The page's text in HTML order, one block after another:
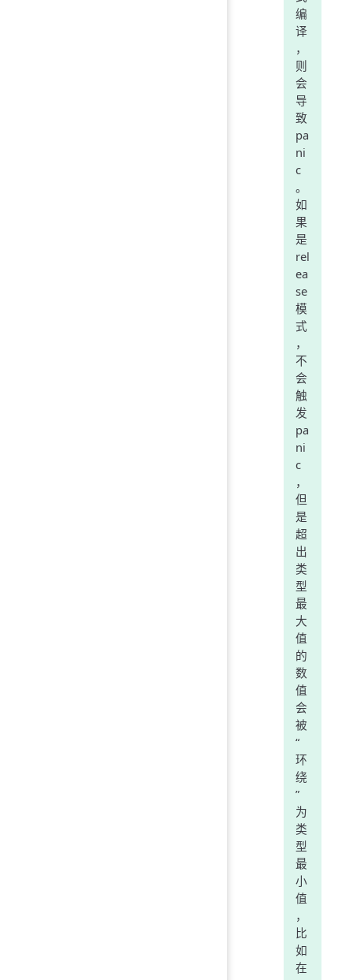
编
译
，
则
会
导
致
pa
ni
c
。
如
果
是
rel
ea
se
模
式
，
不
会
触
发
pa
ni
c
，
但
是
超
出
类
型
最
大
值
的
数
值
会
被
“
环
绕
”
为
类
型
最
小
值
，
比
如
在